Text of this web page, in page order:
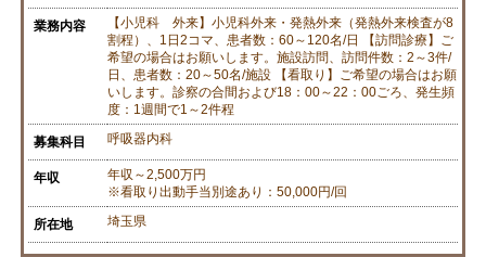
業務内容
【小児科 外来】小児科外来・発熱外来（発熱外来検査が8
割程）、1日2コマ、患者数：60～120名/日 【訪問診療】ご
希望の場合はお願いします。施設訪問、訪問件数：2～3件/
日、患者数：20～50名/施設 【看取り】ご希望の場合はお願
いします。診察の合間および18：00～22：00ごろ、発生頻
度：1週間で1～2件程
募集科目 呼吸器内科
年収
年収～2,500万円
※看取り出動手当別途あり：50,000円/回
所在地 埼玉県